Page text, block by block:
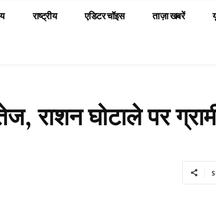
राष्ट्रीय एडिटर चॉइस ताज़ा खबरें
राशन घोटाले पर